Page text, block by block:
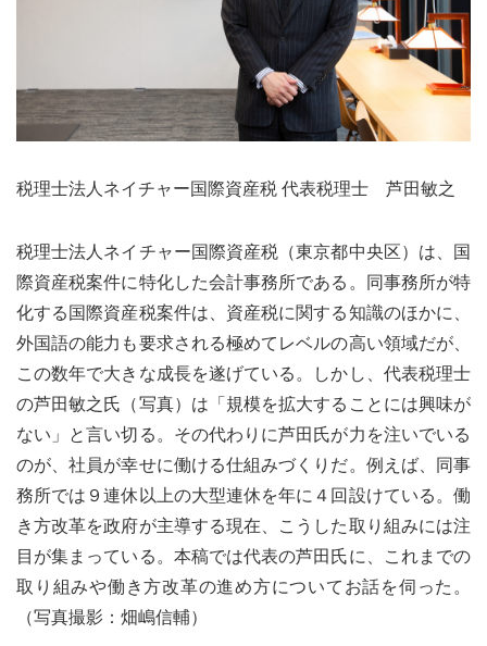
税理士法人ネイチャー国際資産税 代表税理士 芦田敏之
税理士法人ネイチャー国際資産税（東京都中央区）は、国
際資産税案件に特化した会計事務所である。同事務所が特
化する国際資産税案件は、資産税に関する知識のほかに、
外国語の能力も要求される極めてレベルの高い領域だが、
この数年で大きな成長を遂げている。しかし、代表税理士
の芦田敏之氏（写真）は「規模を拡大することには興味が
ない」と言い切る。その代わりに芦田氏が力を注いでいる
のが、社員が幸せに働ける仕組みづくりだ。例えば、同事
務所では９連休以上の大型連休を年に４回設けている。働
き方改革を政府が主導する現在、こうした取り組みには注
目が集まっている。本稿では代表の芦田氏に、これまでの
取り組みや働き方改革の進め方についてお話を伺った。
（写真撮影：畑嶋信輔）